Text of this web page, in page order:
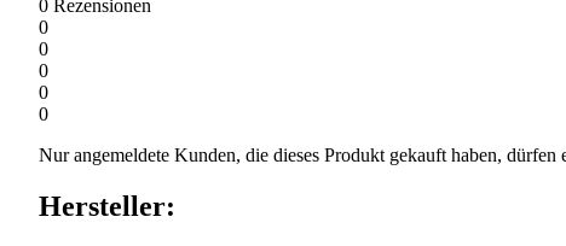
0 Rezensionen
0
0
0
0
0
Nur angemeldete Kunden, die dieses Produkt gekauft haben, dürfen
Hersteller: